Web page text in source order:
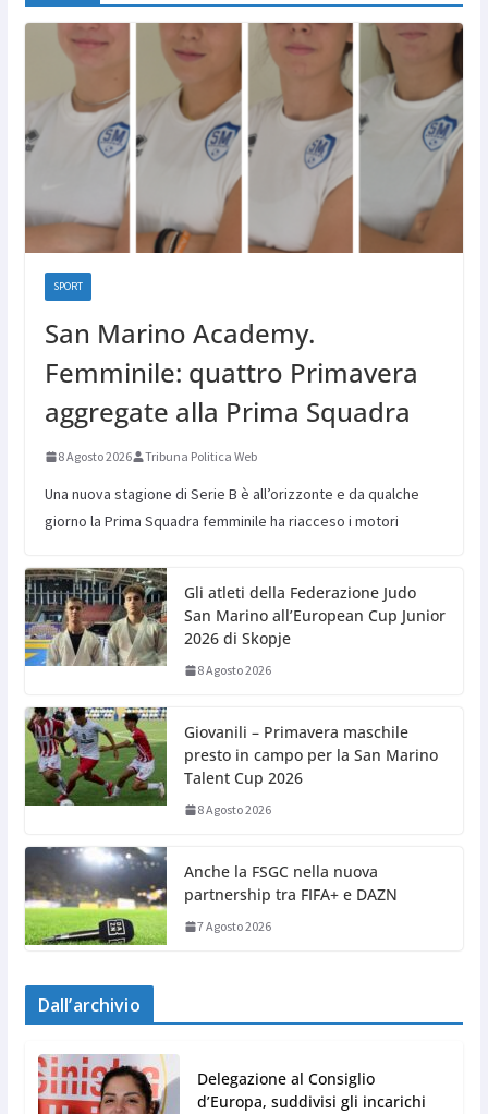
SPORT
San Marino Academy.
Femminile: quattro Primavera
aggregate alla Prima Squadra
8 Agosto 2026 Tribuna Politica Web
Una nuova stagione di Serie B è all’orizzonte e da qualche
giorno la Prima Squadra femminile ha riacceso i motori
Gli atleti della Federazione Judo
San Marino all’European Cup Junior
2026 di Skopje
8 Agosto 2026
Giovanili – Primavera maschile
presto in campo per la San Marino
Talent Cup 2026
8 Agosto 2026
Anche la FSGC nella nuova
partnership tra FIFA+ e DAZN
7 Agosto 2026
Dall’archivio
Delegazione al Consiglio
d’Europa, suddivisi gli incarichi